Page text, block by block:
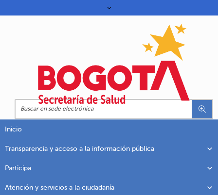
Inicio
Transparencia y acceso a la información pública
Participa
Atención y servicios a la ciudadanía